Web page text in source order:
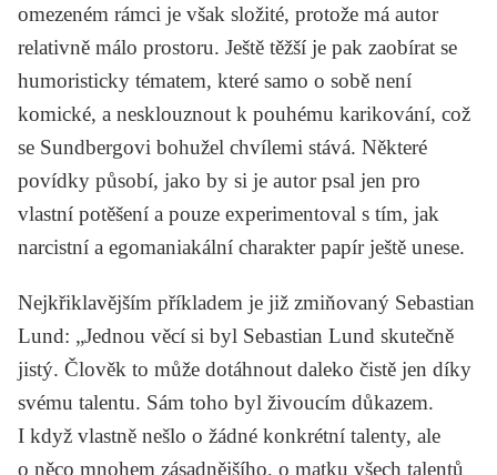
omezeném rámci je však složité, protože má autor
relativně málo prostoru. Ještě těžší je pak zaobírat se
humoristicky tématem, které samo o sobě není
komické, a nesklouznout k pouhému karikování, což
se Sundbergovi bohužel chvílemi stává. Některé
povídky působí, jako by si je autor psal jen pro
vlastní potěšení a pouze experimentoval s tím, jak
narcistní a egomaniakální charakter papír ještě unese.
Nejkřiklavějším příkladem je již zmiňovaný Sebastian
Lund: „Jednou věcí si byl Sebastian Lund skutečně
jistý. Člověk to může dotáhnout daleko čistě jen díky
svému talentu. Sám toho byl živoucím důkazem.
I když vlastně nešlo o žádné konkrétní talenty, ale
o něco mnohem zásadnějšího, o matku všech talentů